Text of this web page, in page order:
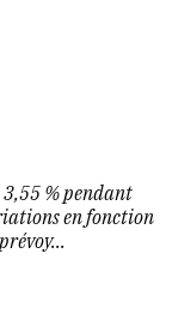
% pendant
en fonction